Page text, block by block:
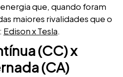
que, quando foram
maiores rivalidades que o
Edison x Tesla.
(CC) x
(CA)